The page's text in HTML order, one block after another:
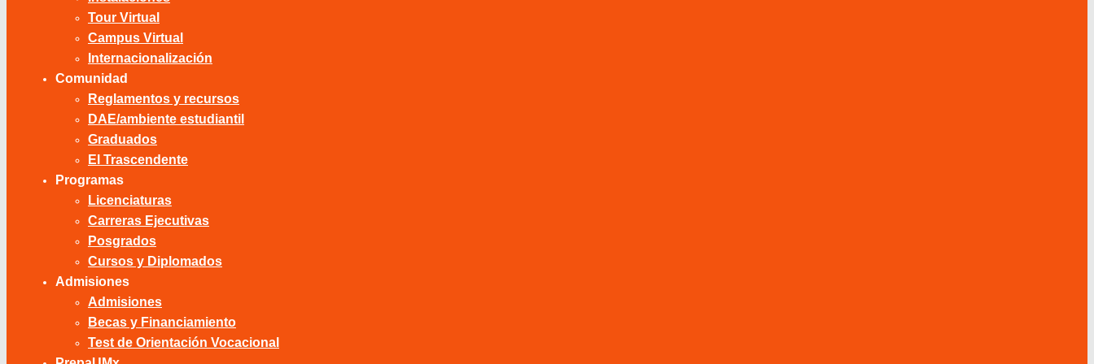
Tour Virtual
Campus Virtual
Internacionalización
Comunidad
Reglamentos y recursos
DAE/ambiente estudiantil
Graduados
El Trascendente
Programas
Licenciaturas
Carreras Ejecutivas
Posgrados
Cursos y Diplomados
Admisiones
Admisiones
Becas y Financiamiento
Test de Orientación Vocacional